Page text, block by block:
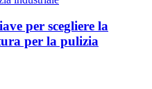
per scegliere la
per la pulizia